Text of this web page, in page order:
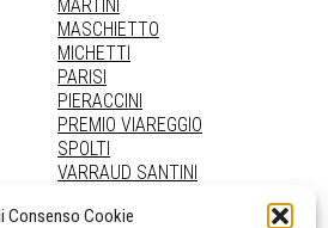
Consenso Cookie
MARTINI
MASCHIETTO
MICHETTI
PARISI
PIERACCINI
PREMIO VIAREGGIO
SPOLTI
VARRAUD SANTINI